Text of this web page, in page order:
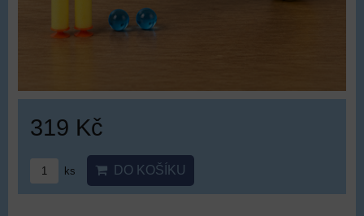
319 Kč
ks DO KOŠÍKU